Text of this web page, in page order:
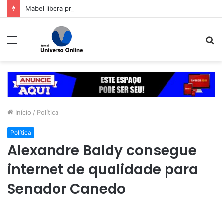
Menu
Início / Política
Política
Alexandre Baldy consegue
internet de qualidade para
Senador Canedo